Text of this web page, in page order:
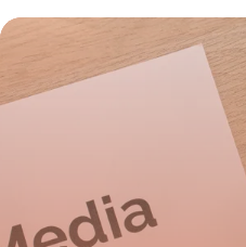
Référencement
8 juillet 2026